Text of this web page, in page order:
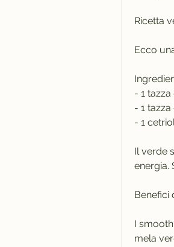
Ricetta
Ecco
- 1
- 1
- 1
Il verde
energia.
Benefici
I
mela